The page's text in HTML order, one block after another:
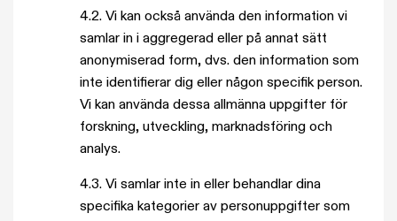
4.2. Vi kan också använda den information vi
samlar in i aggregerad eller på annat sätt
anonymiserad form, dvs. den information som
inte identifierar dig eller någon specifik person.
Vi kan använda dessa allmänna uppgifter för
forskning, utveckling, marknadsföring och
analys.
4.3. Vi samlar inte in eller behandlar dina
specifika kategorier av personuppgifter som